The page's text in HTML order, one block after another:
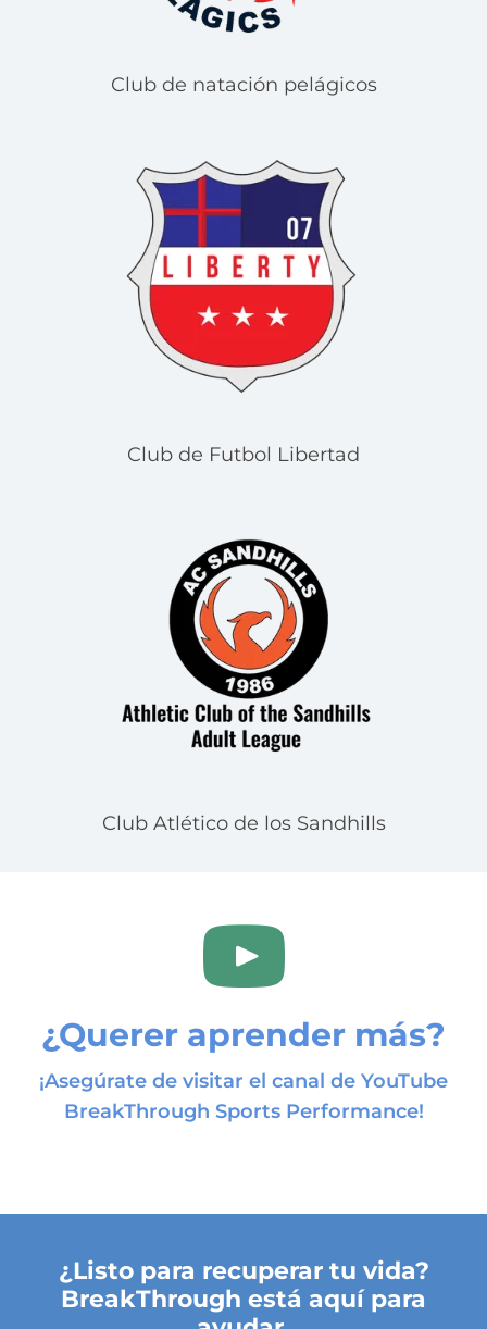
Club de natación pelágicos
Club de Futbol Libertad
Club Atlético de los Sandhills
¿Querer aprender más?
¡Asegúrate de visitar el canal de YouTube
BreakThrough Sports Performance!
¿Listo para recuperar tu vida?
BreakThrough está aquí para